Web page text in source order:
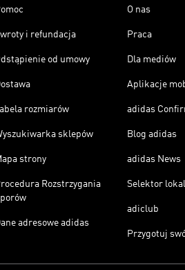
i refundacja
od umowy
rozmiarów
sklepów
strony
Rozstrzygania
adresowe adidas
O nas
Praca
Dla mediów
Aplikacje
adidas
Blog adidas
adidas News
Selektor
adiclub
Przygotuj